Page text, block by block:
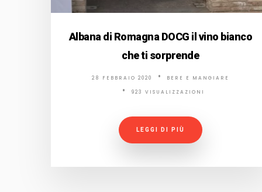
Albana di Romagna DOCG il vino bianco
che ti sorprende
28 FEBBRAIO 2020 BERE E MANGIARE
923 VISUALIZZAZIONI
LEGGI DI PIÙ